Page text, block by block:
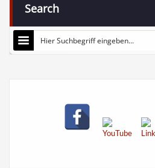
Search